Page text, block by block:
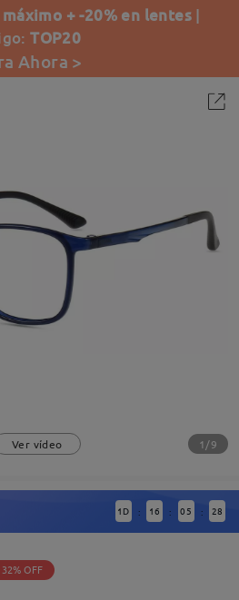
máximo + -20% en lentes |
TOP20
Ahora >
Ver vídeo 1/9
1 D : 16 : 05 : 27
32% OFF